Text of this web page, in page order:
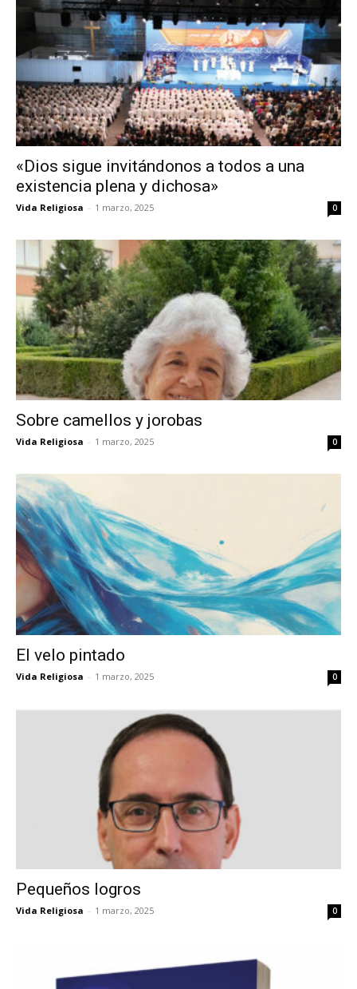
«Dios sigue invitándonos a todos a una
existencia plena y dichosa»
Vida Religiosa - 1 marzo, 2025 0
Sobre camellos y jorobas
Vida Religiosa - 1 marzo, 2025 0
El velo pintado
Vida Religiosa - 1 marzo, 2025 0
Pequeños logros
Vida Religiosa - 1 marzo, 2025 0